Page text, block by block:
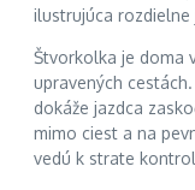
Štvorkolka je doma
upravených
dokáže jazdca
mimo ciest a na
vedú k strate